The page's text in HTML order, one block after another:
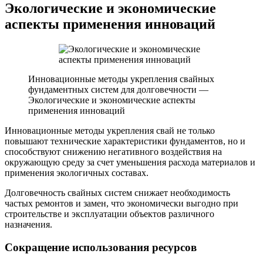
Экологические и экономические
аспекты применения инноваций
Инновационные методы укрепления свайных
фундаментных систем для долговечности —
Экологические и экономические аспекты
применения инноваций
Инновационные методы укрепления свай не только
повышают технические характеристики фундаментов, но и
способствуют снижению негативного воздействия на
окружающую среду за счет уменьшения расхода материалов и
применения экологичных составах.
Долговечность свайных систем снижает необходимость
частых ремонтов и замен, что экономически выгодно при
строительстве и эксплуатации объектов различного
назначения.
Сокращение использования ресурсов